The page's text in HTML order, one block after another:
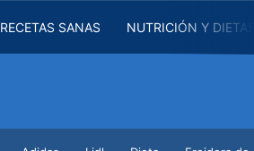
RECETAS SANAS NUTRICIÓN Y